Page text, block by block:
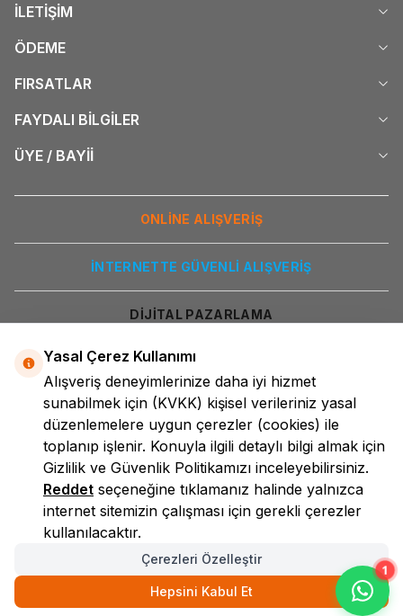
1
İLETİŞİM
ÖDEME
FIRSATLAR
FAYDALI BİLGİLER
ÜYE / BAYİİ
ONLİNE ALIŞVERİŞ
İNTERNETTE GÜVENLİ ALIŞVERİŞ
DİJİTAL PAZARLAMA
LokmanAVM
Yasal Çerez Kullanımı
Alışveriş deneyimlerinize daha iyi hizmet
sunabilmek için (KVKK) kişisel verileriniz yasal
düzenlemelere uygun çerezler (cookies) ile
toplanıp işlenir. Konuyla ilgili detaylı bilgi almak için
Gizlilik ve Güvenlik Politikamızı inceleyebilirsiniz.
Reddet seçeneğine tıklamanız halinde yalnızca
internet sitemizin çalışması için gerekli çerezler
kullanılacaktır.
Çerezleri Özelleştir
Hepsini Kabul Et